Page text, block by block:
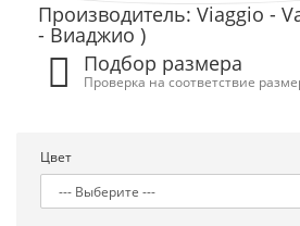
Производитель: Viaggio -
- Виаджио )
Подбор размера
Проверка на соответствие
Цвет